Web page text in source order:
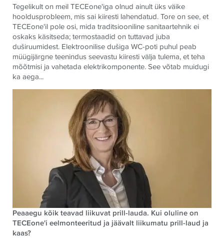
Tegelikult on meilTECEone'iga olnud ainult üks väike
hooldusprobleem, mis sai kiiresti lahendatud. Tore on see, et
TECEone'il pole osi, mida traditsiooniline sanitaartehnik ei
oskaks käsitseda; termostaadid on tuttavad juba
duširuumidest. Elektroonilise dušiga WC-poti puhul peab
müügijärgne teenindus seevastu kiiresti välja tulema, et teha
mõõtmisi ja vahetada elektrikomponente. See võtab muidugi
ka aega...
Peaaegu kõik teavad liikuvat prill-lauda. Kui oluline on
TECEone'i eelmonteeritud ja jäävalt liikumatu prill-laud ja
kaas?